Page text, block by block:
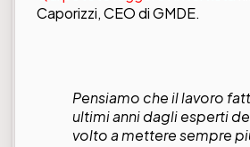
Caporizzi, CEO di GMDE.
Pensiamo che il lavoro
ultimi anni dagli esperti
volto a mettere sempre